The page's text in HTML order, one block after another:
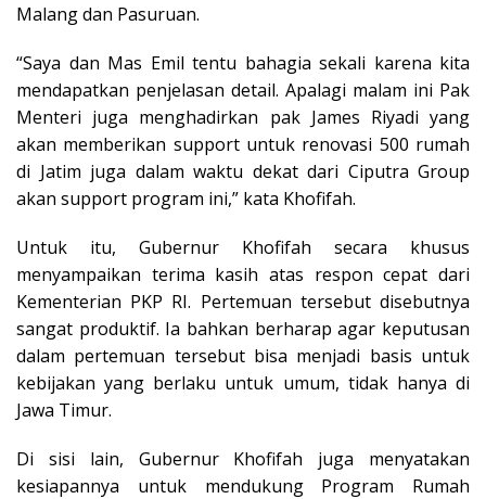
Malang dan Pasuruan.
“Saya dan Mas Emil tentu bahagia sekali karena kita
mendapatkan penjelasan detail. Apalagi malam ini Pak
Menteri juga menghadirkan pak James Riyadi yang
akan memberikan support untuk renovasi 500 rumah
di Jatim juga dalam waktu dekat dari Ciputra Group
akan support program ini,” kata Khofifah.
Untuk itu, Gubernur Khofifah secara khusus
menyampaikan terima kasih atas respon cepat dari
Kementerian PKP RI. Pertemuan tersebut disebutnya
sangat produktif. Ia bahkan berharap agar keputusan
dalam pertemuan tersebut bisa menjadi basis untuk
kebijakan yang berlaku untuk umum, tidak hanya di
Jawa Timur.
Di sisi lain, Gubernur Khofifah juga menyatakan
kesiapannya untuk mendukung Program Rumah